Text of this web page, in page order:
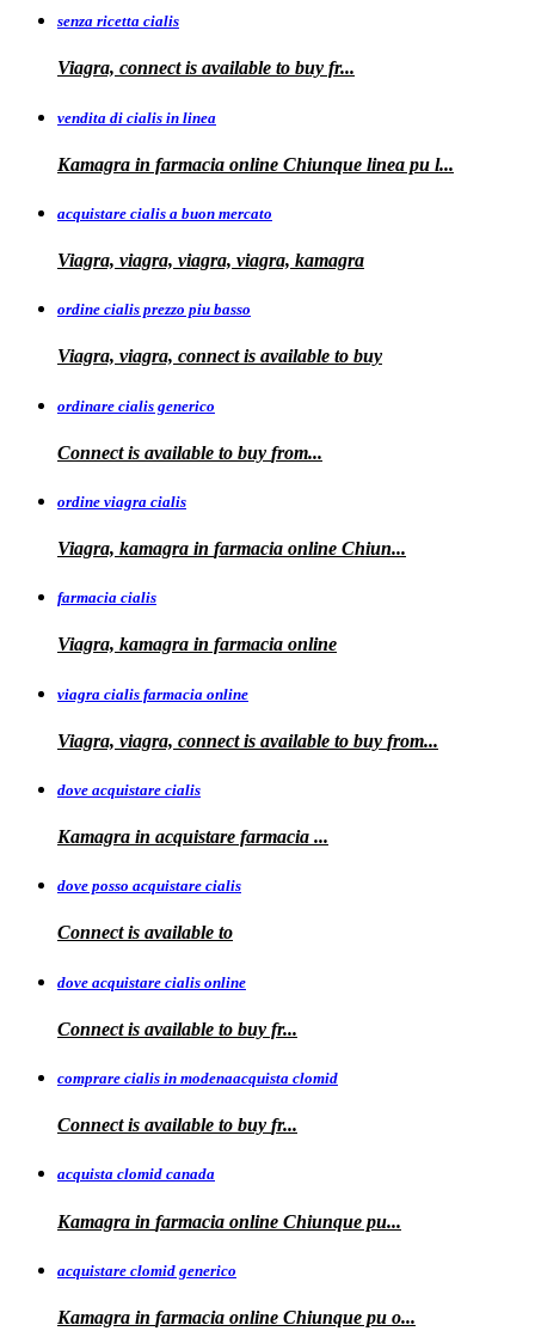
senza ricetta cialis
Viagra, connect is available to buy fr...
vendita di cialis in linea
Kamagra in farmacia online Chiunque linea pu l...
acquistare cialis a buon mercato
Viagra, viagra, viagra, viagra, kamagra
ordine cialis prezzo piu basso
Viagra, viagra, connect is available to buy
ordinare cialis generico
Connect is available to buy from...
ordine viagra cialis
Viagra, kamagra in farmacia online Chiun...
farmacia cialis
Viagra, kamagra in farmacia online
viagra cialis farmacia online
Viagra, viagra, connect is available to buy from...
dove acquistare cialis
Kamagra in acquistare farmacia ...
dove posso acquistare cialis
Connect is available to
dove acquistare cialis online
Connect is available to buy fr...
comprare cialis in modenaacquista clomid
Connect is available to buy fr...
acquista clomid canada
Kamagra in farmacia online Chiunque pu...
acquistare clomid generico
Kamagra in farmacia online Chiunque pu o...